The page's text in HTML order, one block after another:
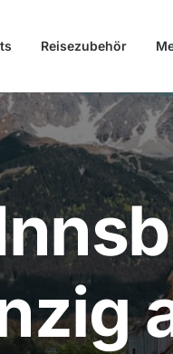
Reisezubehör